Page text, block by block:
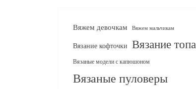
Вяжем девочкам Вяжем мальчикам
Вязание кофточки Вязание топа
Вязаные модели с капюшоном
Вязаные пуловеры